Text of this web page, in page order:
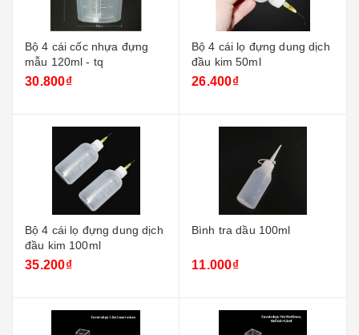
Bộ 4 cái cốc nhựa đựng
mẫu 120ml - tq
30.800₫
Bộ 4 cái lọ đựng dung dịch
đầu kim 50ml
26.400₫
Bộ 4 cái lọ đựng dung dịch
đầu kim 100ml
35.200₫
Bình tra dầu 100ml
11.000₫